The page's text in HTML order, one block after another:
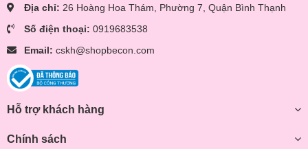
Địa chỉ: 26 Hoàng Hoa Thám, Phường 7, Quận Bình Thạnh
Số điện thoại: 0919683538
Email: cskh@shopbecon.com
Hỗ trợ khách hàng
Chính sách